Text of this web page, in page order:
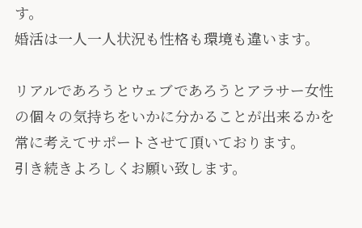
す。
婚活は一人一人状況も性格も環境も違います。
リアルであろうとウェブであろうとアラサー女性
の個々の気持ちをいかに分かることが出来るかを
常に考えてサポートさせて頂いております。
引き続きよろしくお願い致します。